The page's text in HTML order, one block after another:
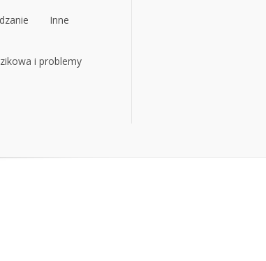
Inne
Inne
i problemy
i problemy